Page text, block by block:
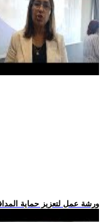
.. ورشة عمل لتعزيز حماية